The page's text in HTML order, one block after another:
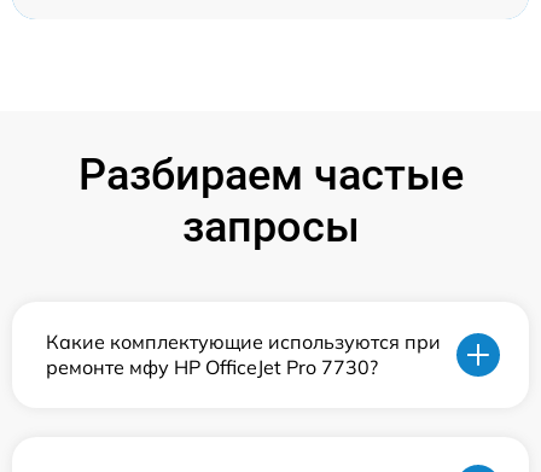
Разбираем частые
запросы
Какие комплектующие используются при
ремонте мфу HP OfficeJet Pro 7730?